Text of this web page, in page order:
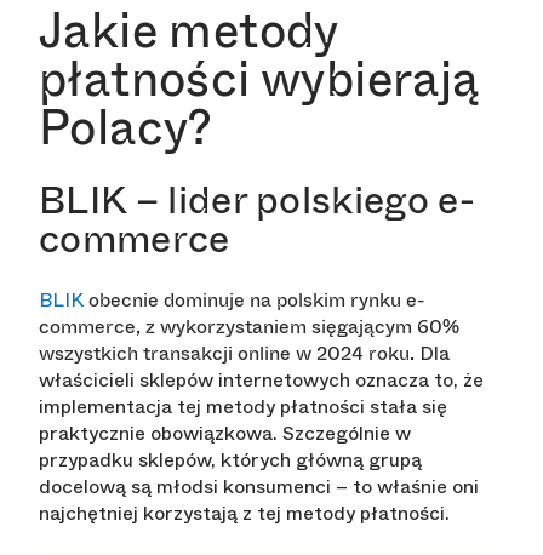
Jakie metody
płatności wybierają
Polacy?
BLIK – lider polskiego e-
commerce
BLIKobecnie dominuje na polskim rynku e-
commerce, z wykorzystaniem sięgającym 60%
wszystkich transakcji online w 2024 roku. Dla
właścicieli sklepów internetowych oznacza to, że
implementacja tej metody płatności stała się
praktycznie obowiązkowa. Szczególnie w
przypadku sklepów, których główną grupą
docelową są młodsi konsumenci – to właśnie oni
najchętniej korzystają z tej metody płatności.